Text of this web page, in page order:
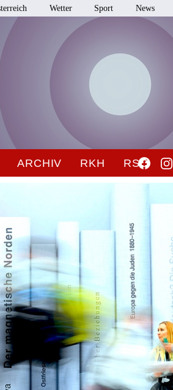
Wetter Sport News
ARCHIV RKH RSO